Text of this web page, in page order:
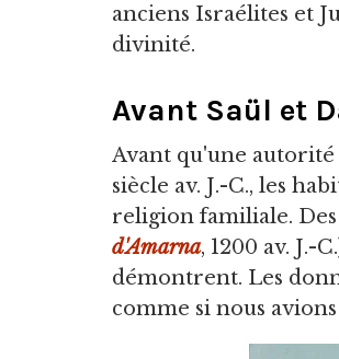
anciens Israélites et
divinité.
Avant Saül et
Avant qu'une
siècle av. J.-C., les
religion familiale.
d'Amarna, 1200 av. J.-
démontrent. Les
comme si nous